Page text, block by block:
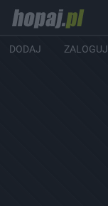
DODAJ ZALOGUJ